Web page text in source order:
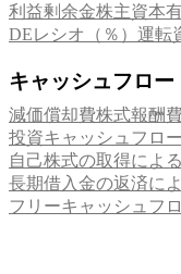
利益剰余金株主資本
DEレシオ（％） 運転
キャッシュフロー
減価償却費株式報酬
投資キャッシュフロー
自己株式の取得によ
長期借入金の返済に
フリーキャッシュフ